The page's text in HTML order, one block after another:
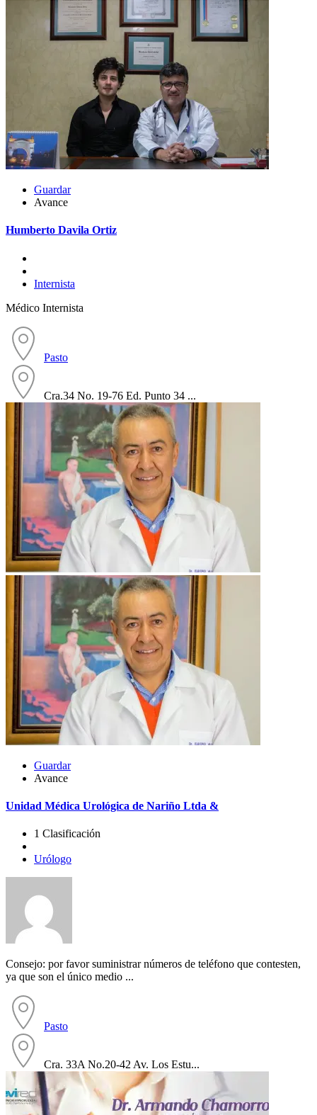
Guardar
Avance
Humberto Davila Ortiz
Internista
Médico Internista
Pasto
Cra.34 No. 19-76 Ed. Punto 34 ...
Guardar
Avance
Unidad Médica Urológica de Nariño Ltda &
1 Clasificación
Urólogo
Consejo: por favor suministrar números de teléfono que contesten,
ya que son el único medio ...
Pasto
Cra. 33A No.20-42 Av. Los Estu...